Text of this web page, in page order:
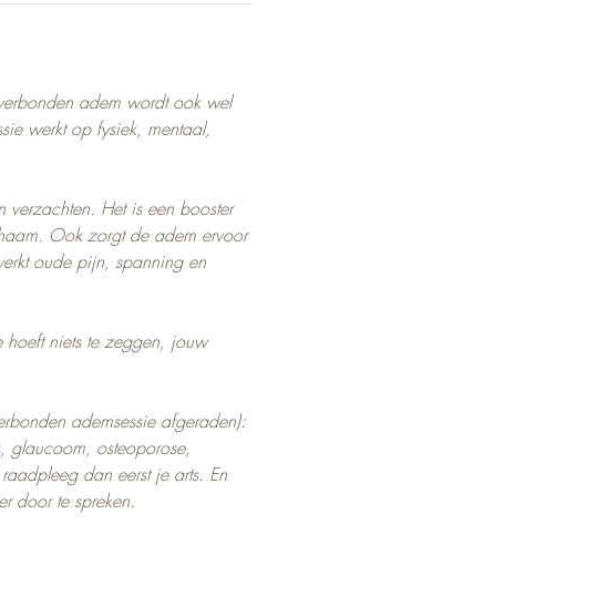
adem wordt ook wel
werkt op fysiek, mentaal,
verzachten. Het is een booster
Ook zorgt de adem ervoor
oude pijn, spanning en
hoeft niets te zeggen, jouw
ademsessie afgeraden):
glaucoom, osteoporose,
dan eerst je arts. En
door te spreken.